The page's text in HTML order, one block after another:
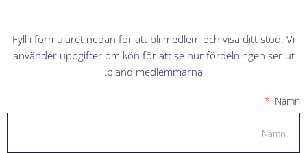
Fyll i formuläret nedan för att bli medlem och visa ditt stöd. Vi
använder uppgifter om kön för att se hur fördelningen ser ut
bland medlemmarna.
Namn